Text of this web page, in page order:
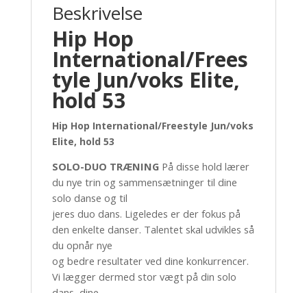
Beskrivelse
Hip Hop
International/Frees
tyle Jun/voks Elite,
hold 53
Hip Hop International/Freestyle Jun/voks
Elite, hold 53
SOLO-DUO TRÆNING På disse hold lærer
du nye trin og sammensætninger til dine
solo danse og til
jeres duo dans. Ligeledes er der fokus på
den enkelte danser. Talentet skal udvikles så
du opnår nye
og bedre resultater ved dine konkurrencer.
Vi lægger dermed stor vægt på din solo